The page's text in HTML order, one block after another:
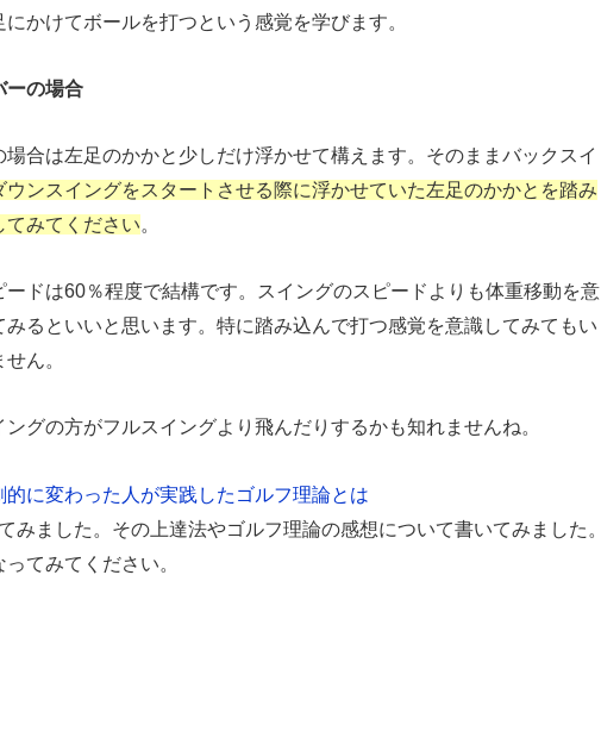
にかけてボールを打つという感覚を学びます。
ーの場合
場合は左足のかかと少しだけ浮かせて構えます。そのままバックスイ
ウンスイングをスタートさせる際に浮かせていた左足のかかとを踏み
てみてください。
ードは60％程度で結構です。スイングのスピードよりも体重移動を意
みるといいと思います。特に踏み込んで打つ感覚を意識してみてもい
ん。
グの方がフルスイングより飛んだりするかも知れませんね。
的に変わった人が実践したゴルフ理論とは
みました。その上達法やゴルフ理論の感想について書いてみました。
てみてください。